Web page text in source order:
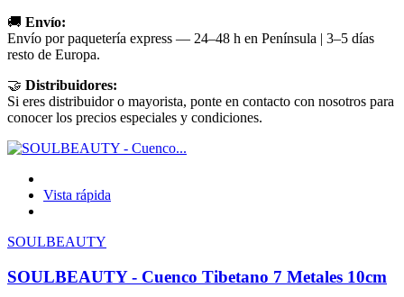
🚚 Envío:
Envío por paquetería express — 24–48 h en Península | 3–5 días
resto de Europa.
🤝 Distribuidores:
Si eres distribuidor o mayorista, ponte en contacto con nosotros para
conocer los precios especiales y condiciones.
Vista rápida
SOULBEAUTY
SOULBEAUTY - Cuenco Tibetano 7 Metales 10cm